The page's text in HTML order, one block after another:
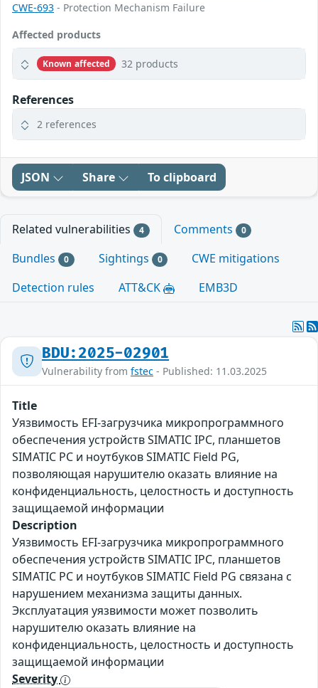
CWE-693 - Protection Mechanism Failure
Affected products
Known affected 32 products
References
2 references
JSON Share To clipboard
Related vulnerabilities 4 Comments 0
Bundles 0 Sightings 0
CWE mitigations
Detection rules
ATT&CK EMB3D
BDU:2025-02901
Vulnerability from fstec - Published: 11.03.2025
Title
Уязвимость EFI-загрузчика микропрограммного
обеспечения устройств SIMATIC IPC, планшетов
SIMATIC PC и ноутбуков SIMATIC Field PG,
позволяющая нарушителю оказать влияние на
конфиденциальность, целостность и доступность
защищаемой информации
Description
Уязвимость EFI-загрузчика микропрограммного
обеспечения устройств SIMATIC IPC, планшетов
SIMATIC PC и ноутбуков SIMATIC Field PG связана с
нарушением механизма защиты данных.
Эксплуатация уязвимости может позволить
нарушителю оказать влияние на
конфиденциальность, целостность и доступность
защищаемой информации
Severity